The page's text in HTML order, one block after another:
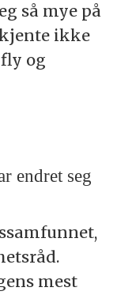
så mye på
ikke
og
endret seg
mest